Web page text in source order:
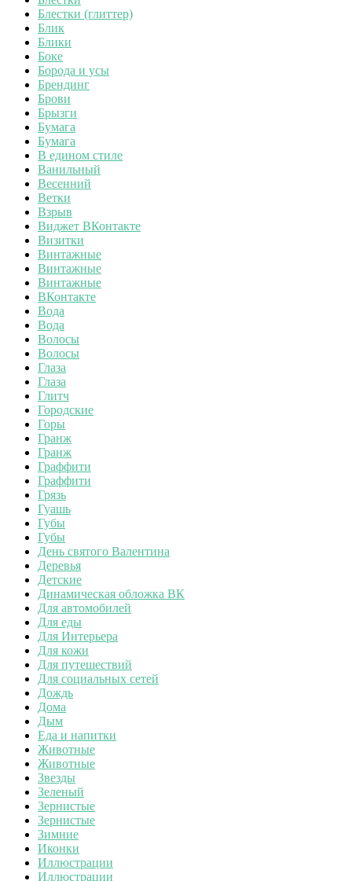
Блестки (глиттер)
Блик
Блики
Боке
Борода и усы
Брендинг
Брови
Брызги
Бумага
Бумага
В едином стиле
Ванильный
Весенний
Ветки
Взрыв
Виджет ВКонтакте
Визитки
Винтажные
Винтажные
Винтажные
ВКонтакте
Вода
Вода
Волосы
Волосы
Глаза
Глаза
Глитч
Городские
Горы
Гранж
Гранж
Граффити
Граффити
Грязь
Гуашь
Губы
Губы
День святого Валентина
Деревья
Детские
Динамическая обложка ВК
Для автомобилей
Для еды
Для Интерьера
Для кожи
Для путешествий
Для социальных сетей
Дождь
Дома
Дым
Еда и напитки
Животные
Животные
Звезды
Зеленый
Зернистые
Зернистые
Зимние
Иконки
Иллюстрации
Иллюстрации